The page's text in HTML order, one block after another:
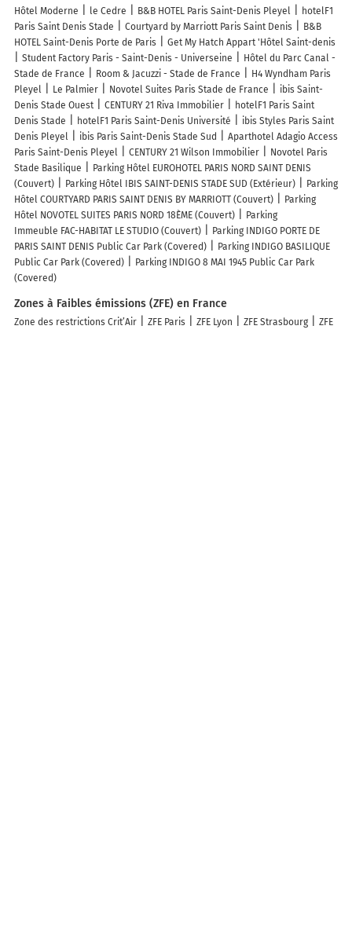
Hôtel Moderne le Cedre B&B HOTEL Paris Saint-Denis Pleyel
hotelF1
Paris Saint Denis Stade
Courtyard by Marriott Paris Saint Denis
B&B
HOTEL Saint-Denis Porte de Paris
Get My Hatch Appart 'Hôtel Saint-denis
Student Factory Paris - Saint-Denis - Universeine
Hôtel du Parc Canal -
Stade de France
Room & Jacuzzi - Stade de France
H4 Wyndham Paris
Pleyel
Le Palmier Novotel Suites Paris Stade de France
ibis Saint-
Denis Stade Ouest
CENTURY 21 Riva Immobilier
hotelF1 Paris Saint
Denis Stade
hotelF1 Paris Saint-Denis Université
ibis Styles Paris Saint
Denis Pleyel
ibis Paris Saint-Denis Stade Sud
Aparthotel Adagio Access
Paris Saint-Denis Pleyel
CENTURY 21 Wilson Immobilier
Novotel Paris
Stade Basilique
Parking Hôtel EUROHOTEL PARIS NORD SAINT DENIS
(Couvert)
Parking Hôtel IBIS SAINT-DENIS STADE SUD (Extérieur)
Parking
Hôtel COURTYARD PARIS SAINT DENIS BY MARRIOTT (Couvert)
Parking
Hôtel NOVOTEL SUITES PARIS NORD 18ÈME (Couvert)
Parking
Immeuble FAC-HABITAT LE STUDIO (Couvert)
Parking INDIGO PORTE DE
PARIS SAINT DENIS Public Car Park (Covered)
Parking INDIGO BASILIQUE
Public Car Park (Covered)
Parking INDIGO 8 MAI 1945 Public Car Park
(Covered)
Zones à Faibles émissions (ZFE) en France
Zone des restrictions Crit’Air ZFE Paris ZFE Lyon ZFE Strasbourg
ZFE